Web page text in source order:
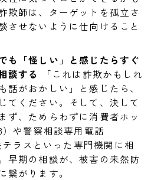
欺師は、ターゲットを孤立さ
させないように仕向けること
も「怪しい」と感じたらすぐ
談する
「これは詐欺かもしれ
話がおかしい」と感じたら、
てください。そして、決して
ず、ためらわずに消費者ホッ
）や警察相談専用電話
テラスといった専門機関に相
早期の相談が、被害の未然防
繋がります。